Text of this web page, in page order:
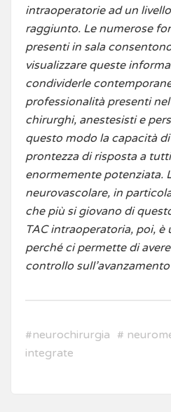
intraoperatorie ad un
raggiunto. Le numerose
presenti in sala
visualizzare queste
condividerle
professionalità presenti
chirurghi, anestesisti e
questo modo la capacità
prontezza di risposta a
enormemente potenziata.
neurovascolare, in
che più si giovano di
TAC intraoperatoria, poi, è
perché ci permette di
controllo
#neurochirurgia #
integrate